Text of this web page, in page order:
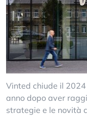
Vinted chiude il
anno dopo aver
strategie e le novità